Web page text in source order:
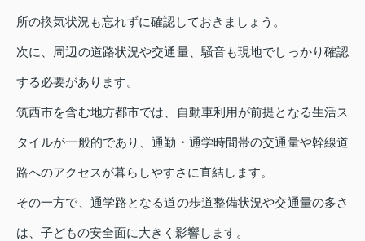
所の換気状況も忘れずに確認しておきましょう。
次に、周辺の道路状況や交通量、騒音も現地でしっかり確認
する必要があります。
筑西市を含む地方都市では、自動車利用が前提となる生活ス
タイルが一般的であり、通勤・通学時間帯の交通量や幹線道
路へのアクセスが暮らしやすさに直結します。
その一方で、通学路となる道の歩道整備状況や交通量の多さ
は、子どもの安全面に大きく影響します。